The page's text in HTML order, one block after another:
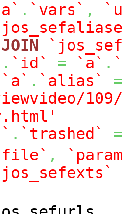
. `vars` ,
JOIN
. `id` = `a` .
`a` . `alias`
=
. `trashed`
=
,